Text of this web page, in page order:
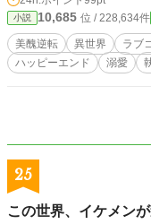
小説 10,685 位 / 228,634件
美醜逆転 異世界 ラブ
ハッピーエンド
溺愛
25
この世界、イケメン